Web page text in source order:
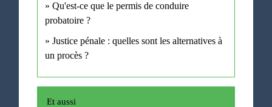
Qu'est-ce que le permis de conduire
probatoire ?
Justice pénale : quelles sont les alternatives à
un procès ?
Et aussi